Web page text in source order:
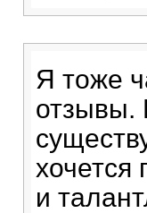
Я тоже
отзывы.
хочется
и